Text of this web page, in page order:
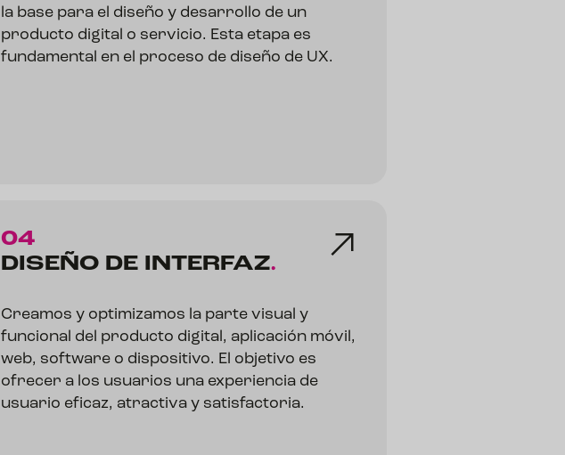
la base para el diseño y desarrollo de un
producto digital o servicio. Esta etapa es
fundamental en el proceso de diseño de UX.
04
DISEÑO DE INTERFAZ.
Creamos y optimizamos la parte visual y
funcional del producto digital, aplicación móvil,
web, software o dispositivo. El objetivo es
ofrecer a los usuarios una experiencia de
usuario eficaz, atractiva y satisfactoria.